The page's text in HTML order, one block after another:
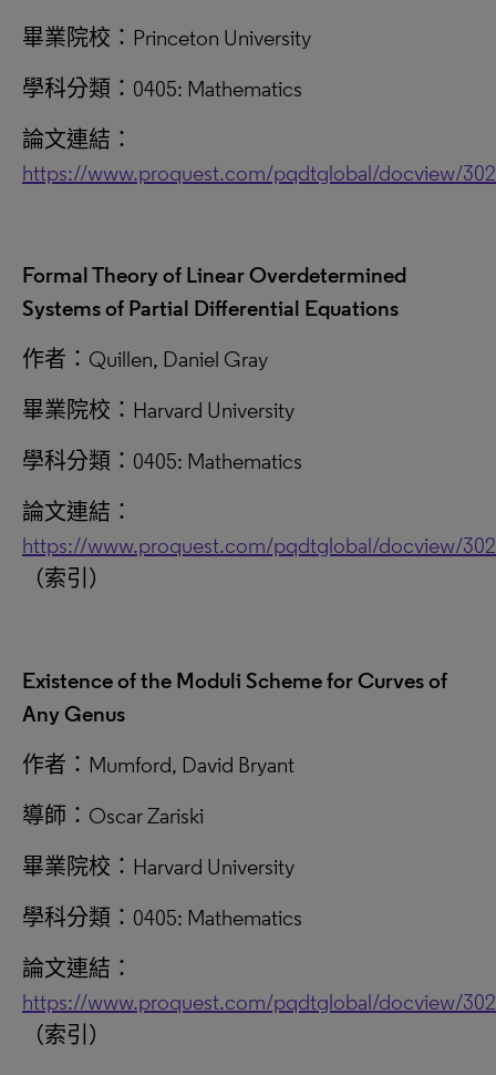
畢業院校：Princeton University
學科分類：0405: Mathematics
論文連結：
https://www.proquest.com/pqdtglobal/docview/
Formal Theory of Linear Overdetermined
Systems of Partial Differential Equations
作者：Quillen, Daniel Gray
畢業院校：Harvard University
學科分類：0405: Mathematics
論文連結：
https://www.proquest.com/pqdtglobal/docview/
（索引）
Existence of the Moduli Scheme for Curves of
Any Genus
作者：Mumford, David Bryant
導師：Oscar Zariski
畢業院校：Harvard University
學科分類：0405: Mathematics
論文連結：
https://www.proquest.com/pqdtglobal/docview/
（索引）